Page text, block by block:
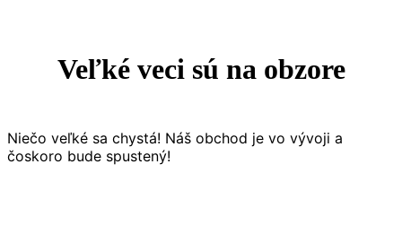
Veľké veci sú na obzore
Niečo veľké sa chystá! Náš obchod je vo vývoji a
čoskoro bude spustený!